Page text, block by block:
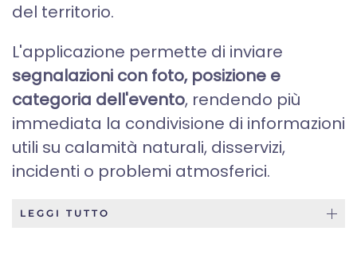
del territorio.
L'applicazione permette di inviare
segnalazioni con foto, posizione e
categoria dell'evento, rendendo più
immediata la condivisione di informazioni
utili su calamità naturali, disservizi,
incidenti o problemi atmosferici.
LEGGI TUTTO